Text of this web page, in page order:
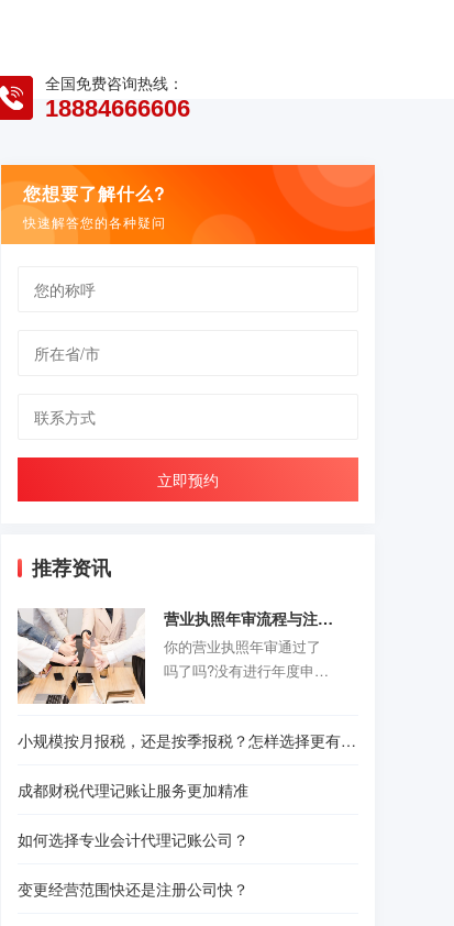
全国免费咨询热线：
18884666606
您想要了解什么?
快速解答您的各种疑问
立即预约
推荐资讯
营业执照年审流程与注意事项
你的营业执照年审通过了
吗了吗?没有进行年度申报
取消，改为企业年度报告
公示时间是每年的1月1日-6
位创业者们准备了一份操
悉怎样操作的人作为参
小规模按月报税，还是按季报税？怎样选择更有利？
成都财税代理记账让服务更加精准
如何选择专业会计代理记账公司？
变更经营范围快还是注册公司快？